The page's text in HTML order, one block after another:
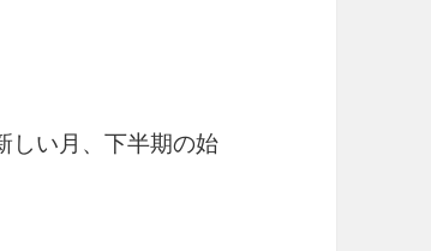
しい月、下半期の始